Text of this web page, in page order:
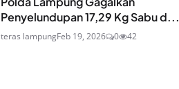
Penyelundupan 17,29 Kg Sabu d...
teras lampungFeb 19, 2026 0 42